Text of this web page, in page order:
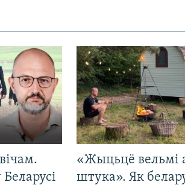
«Жыцьцё вельмі
штука». Як